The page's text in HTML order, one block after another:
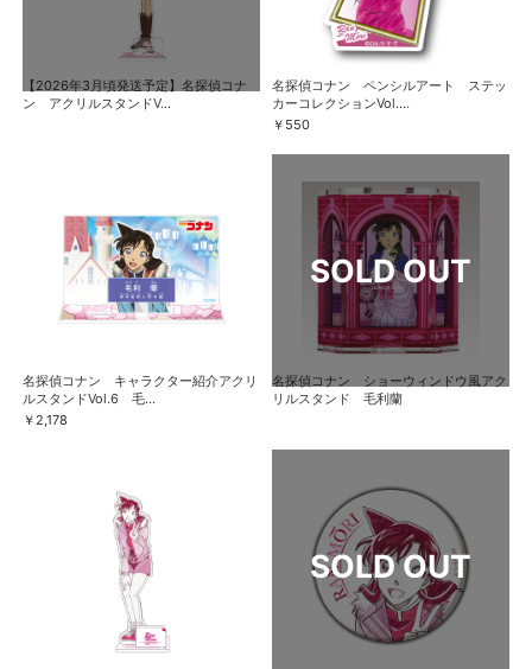
【2026年3月頃発送予定】名探偵コナ
ン アクリルスタンドV...
名探偵コナン ペンシルアート ステッ
カーコレクションVol....
￥550
名探偵コナン キャラクター紹介アクリ
ルスタンドVol.6 毛...
￥2,178
名探偵コナン ショーウィンドウ風アク
リルスタンド 毛利蘭